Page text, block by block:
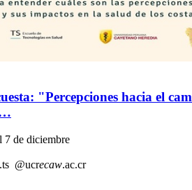
https://bit.ly/ebciyoutube
"Percepciones hacia el
…
7 de diciembre
@ucrecaw.ac.cr